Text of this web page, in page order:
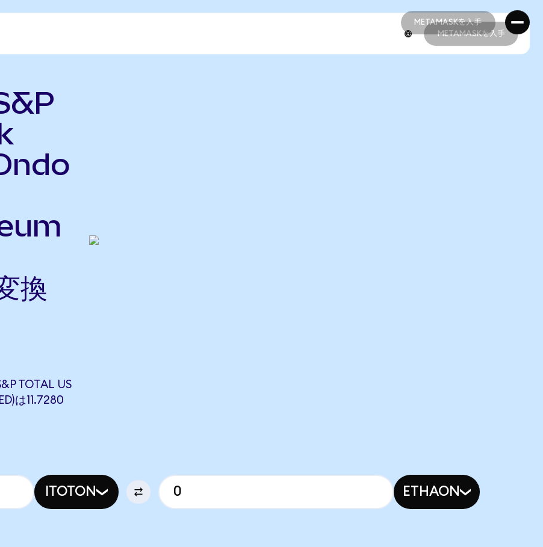
METAMASKを入手
METAMASKを入手
METAMASKを入手
換
TOTAL US
は11.7280
ITOTON ETHAON